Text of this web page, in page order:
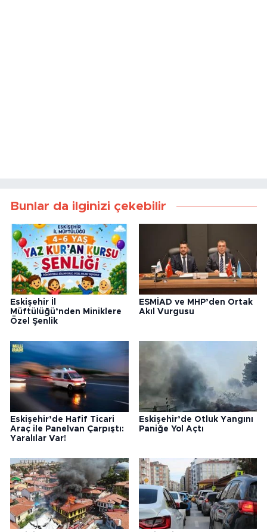
Bunlar da ilginizi çekebilir
Eskişehir İl
Müftülüğü’nden Miniklere
Özel Şenlik
ESMİAD ve MHP’den Ortak
Akıl Vurgusu
Eskişehir’de Hafif Ticari
Araç ile Panelvan Çarpıştı:
Yaralılar Var!
Eskişehir’de Otluk Yangını
Paniğe Yol Açtı